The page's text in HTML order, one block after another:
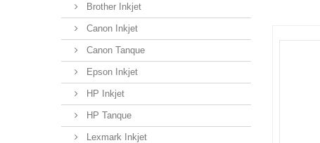
Brother Inkjet
Canon Inkjet
Canon Tanque
Epson Inkjet
HP Inkjet
HP Tanque
Lexmark Inkjet